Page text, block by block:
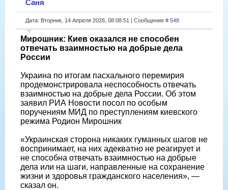
Саня
Дата: Вторник, 14 Апреля 2026, 08:08:51 | Сообщение # 548
Мирошник: Киев оказался не способен
отвечать взаимностью на добрые дела
России
Украина по итогам пасхального перемирия
продемонстрировала неспособность отвечать
взаимностью на добрые дела России. Об этом
заявил РИА Новости посол по особым
поручениям МИД по преступлениям киевского
режима Родион Мирошник
«Украинская сторона никаких гуманных шагов не
воспринимает, на них адекватно не реагирует и
не способна отвечать взаимностью на добрые
дела или на шаги, направленные на сохранение
жизни и здоровья гражданского населения», —
сказал он.